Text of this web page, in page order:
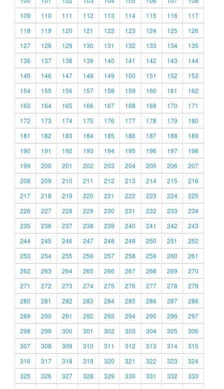
109
110 111 112 113 114 115 116
117
118
119 120 121 122 123 124 125
126
127
128 129 130 131 132 133 134
135
136
137 138 139 140 141 142 143
144
145
146 147 148 149 150 151 152
153
154
155 156 157 158 159 160 161
162
163
164 165 166 167 168 169 170
171
172
173 174 175 176 177 178 179
180
181
182 183 184 185 186 187 188
189
190
191 192 193 194 195 196 197
198
199
200 201 202 203 204 205 206
207
208
209 210 211 212 213 214 215
216
217
218 219 220 221 222 223 224
225
226
227 228 229 230 231 232 233
234
235
236 237 238 239 240 241 242
243
244
245 246 247 248 249 250 251
252
253
254 255 256 257 258 259 260
261
262
263 264 265 266 267 268 269
270
271
272 273 274 275 276 277 278
279
280
281 282 283 284 285 286 287
288
289
290 291 292 293 294 295 296
297
298
299 300 301 302 303 304 305
306
307
308 309 310 311 312 313 314
315
316
317 318 319 320 321 322 323
324
325
326 327 328 329 330 331 332
333